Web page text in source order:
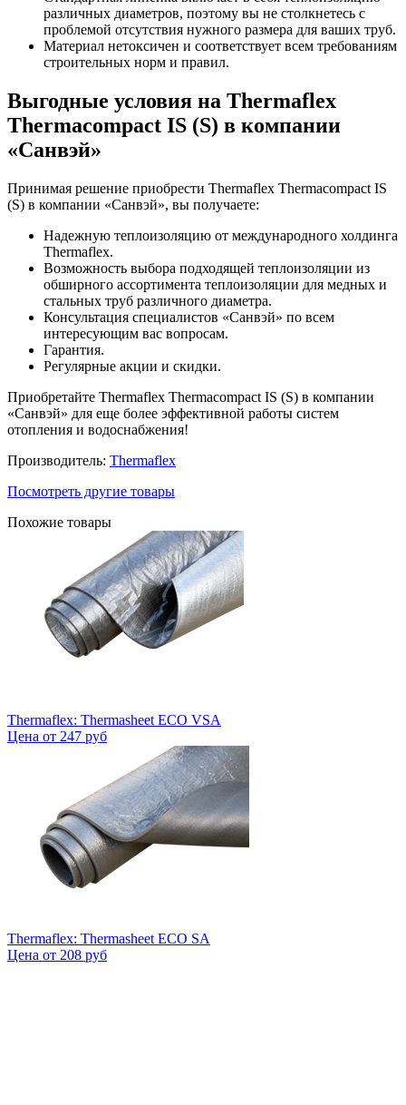
различных диаметров, поэтому вы не столкнетесь с
проблемой отсутствия нужного размера для ваших труб.
Материал нетоксичен и соответствует всем требованиям
строительных норм и правил.
Выгодные условия на Thermaflex
Thermacompact IS (S) в компании
«Санвэй»
Принимая решение приобрести Thermaflex Thermacompact IS
(S) в компании «Санвэй», вы получаете:
Надежную теплоизоляцию от международного холдинга
Thermaflex.
Возможность выбора подходящей теплоизоляции из
обширного ассортимента теплоизоляции для медных и
стальных труб различного диаметра.
Консультация специалистов «Санвэй» по всем
интересующим вас вопросам.
Гарантия.
Регулярные акции и скидки.
Приобретайте Thermaflex Thermacompact IS (S) в компании
«Санвэй» для еще более эффективной работы систем
отопления и водоснабжения!
Производитель: Thermaflex
Посмотреть другие товары
Похожие товары
Thermaflex: Thermasheet ECO VSA
Цена от 247 руб
Thermaflex: Thermasheet ECO SA
Цена от 208 руб